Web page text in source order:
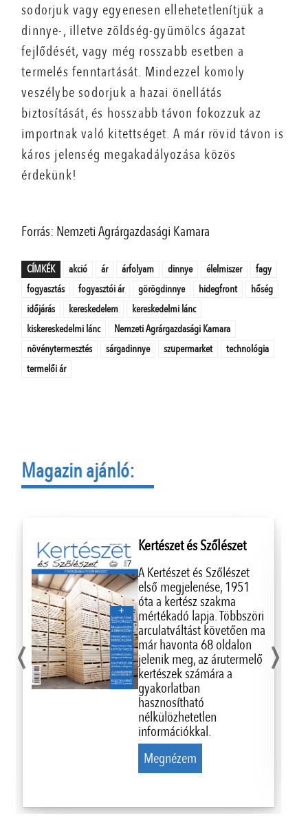
sodorjuk vagy egyenesen ellehetetlenítjük a
dinnye-, illetve zöldség-gyümölcs ágazat
fejlődését, vagy még rosszabb esetben a
termelés fenntartását. Mindezzel komoly
veszélybe sodorjuk a hazai önellátás
biztosítását, és hosszabb távon fokozzuk az
importnak való kitettséget. A már rövid távon is
káros jelenség megakadályozása közös
érdekünk!
Forrás: Nemzeti Agrárgazdasági Kamara
CÍMKÉK akció ár árfolyam dinnye élelmiszer
fagy
fogyasztás
fogyasztói ár görögdinnye hidegfront
hőség
időjárás
kereskedelem
kereskedelmi lánc
kiskereskedelmi lánc
Nemzeti Agrárgazdasági Kamara
növénytermesztés
sárgadinnye szupermarket
technológia
termelői ár
Magazin ajánló:
Kertészet és Szőlészet
A Kertészet és Szőlészet
első megjelenése, 1951
óta a kertész szakma
mértékadó lapja. Többszöri
arculatváltást követően ma
már havonta 68 oldalon
jelenik meg, az árutermelő
kertészek számára a
gyakorlatban
hasznosítható
nélkülözhetetlen
információkkal.
Megnézem
‹ ›